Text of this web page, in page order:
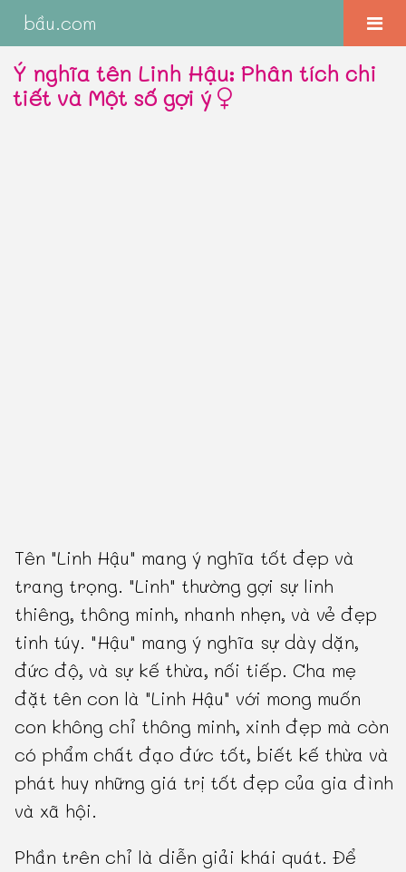
bầu.com
Ý nghĩa tên Linh Hậu: Phân tích chi
tiết và Một số gợi ý
Tên "Linh Hậu" mang ý nghĩa tốt đẹp và
trang trọng. "Linh" thường gợi sự linh
thiêng, thông minh, nhanh nhẹn, và vẻ đẹp
tinh túy. "Hậu" mang ý nghĩa sự dày dặn,
đức độ, và sự kế thừa, nối tiếp. Cha mẹ
đặt tên con là "Linh Hậu" với mong muốn
con không chỉ thông minh, xinh đẹp mà còn
có phẩm chất đạo đức tốt, biết kế thừa và
phát huy những giá trị tốt đẹp của gia đình
và xã hội.
Phần trên chỉ là diễn giải khái quát. Để